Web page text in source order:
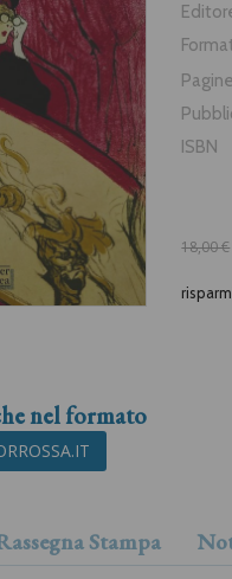
Pagine
ISBN
18,00 €
nel formato
Stampa